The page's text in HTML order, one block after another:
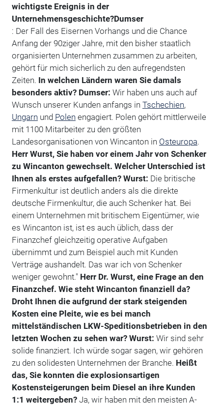
wichtigste Ereignis in der
Unternehmensgeschichte?Dumser
: Der Fall des Eisernen Vorhangs und die Chance
Anfang der 90ziger Jahre, mit den bisher staatlich
organisierten Unternehmen zusammen zu arbeiten,
gehört für mich sicherlich zu den aufregendsten
Zeiten. In welchen Ländern waren Sie damals
besonders aktiv? Dumser: Wir haben uns auch auf
Wunsch unserer Kunden anfangs in Tschechien,
Ungarn und Polen engagiert. Polen gehört mittlerweile
mit 1100 Mitarbeiter zu den größten
Landesorganisationen von Wincanton in Osteuropa.
Herr Wurst, Sie haben vor einem Jahr von Schenker
zu Wincanton gewechselt. Welcher Unterschied ist
Ihnen als erstes aufgefallen? Wurst: Die britische
Firmenkultur ist deutlich anders als die direkte
deutsche Firmenkultur, die auch Schenker hat. Bei
einem Unternehmen mit britischem Eigentümer, wie
es Wincanton ist, ist es auch üblich, dass der
Finanzchef gleichzeitig operative Aufgaben
übernimmt und zum Beispiel auch mit Kunden
Verträge aushandelt. Das war ich von Schenker
weniger gewohnt." Herr Dr. Wurst, eine Frage an den
Finanzchef. Wie steht Wincanton finanziell da?
Droht Ihnen die aufgrund der stark steigenden
Kosten eine Pleite, wie es bei manch
mittelständischen LKW-Speditionsbetrieben in den
letzten Wochen zu sehen war? Wurst: Wir sind sehr
solide finanziert. Ich würde sogar sagen, wir gehören
zu den solidesten Unternehmen der Branche. Heißt
das, Sie konnten die explosionsartigen
Kostensteigerungen beim Diesel an ihre Kunden
1:1 weitergeben?Ja, wir haben mit den meisten A-